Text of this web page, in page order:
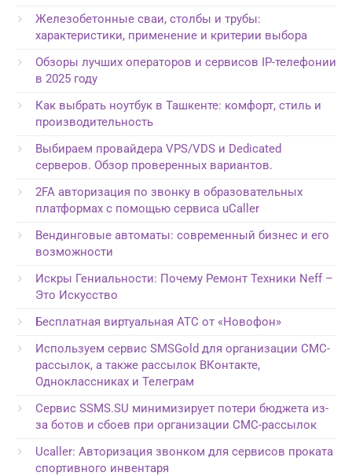
Железобетонные сваи, столбы и трубы:
характеристики, применение и критерии выбора
Обзоры лучших операторов и сервисов IP-телефонии
в 2025 году
Как выбрать ноутбук в Ташкенте: комфорт, стиль и
производительность
Выбираем провайдера VPS/VDS и Dedicated
серверов. Обзор проверенных вариантов.
2FA авторизация по звонку в образовательных
платформах с помощью сервиса uCaller
Вендинговые автоматы: современный бизнес и его
возможности
Искры Гениальности: Почему Ремонт Техники Neff –
Это Искусство
Бесплатная виртуальная АТС от «Новофон»
Используем сервис SMSGold для организации СМС-
рассылок, а также рассылок ВКонтакте,
Одноклассниках и Телеграм
Сервис SSMS.SU минимизирует потери бюджета из-
за ботов и сбоев при организации СМС-рассылок
Ucaller: Авторизация звонком для сервисов проката
спортивного инвентаря